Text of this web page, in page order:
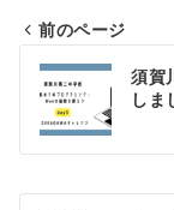
投
稿
ナ
ビ
前のページ
須賀
し